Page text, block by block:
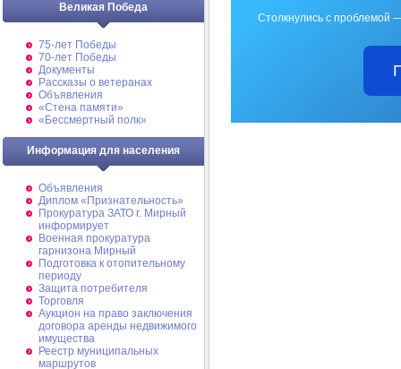
Великая Победа
75-лет Победы
70-лет Победы
Документы
Рассказы о ветеранах
Объявления
«Стена памяти»
«Бессмертный полк»
Информация для населения
Объявления
Диплом «Признательность»
Прокуратура ЗАТО г. Мирный
информирует
Военная прокуратура
гарнизона Мирный
Подготовка к отопительному
периоду
Защита потребителя
Торговля
Аукцион на право заключения
договора аренды недвижимого
имущества
Реестр муниципальных
маршрутов
Столкнулись с проблемой